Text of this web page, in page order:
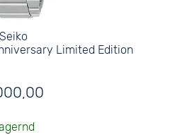
Seiko
Limited Edition